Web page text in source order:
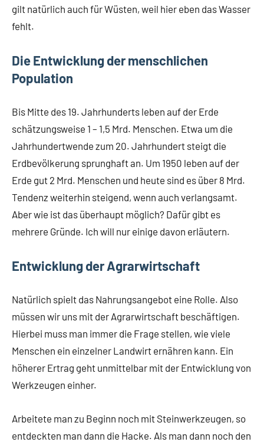
gilt natürlich auch für Wüsten, weil hier eben das Wasser
fehlt.
Die Entwicklung der menschlichen
Population
Bis Mitte des 19. Jahrhunderts leben auf der Erde
schätzungsweise 1 – 1,5 Mrd. Menschen. Etwa um die
Jahrhundertwende zum 20. Jahrhundert steigt die
Erdbevölkerung sprunghaft an. Um 1950 leben auf der
Erde gut 2 Mrd. Menschen und heute sind es über 8 Mrd.
Tendenz weiterhin steigend, wenn auch verlangsamt.
Aber wie ist das überhaupt möglich? Dafür gibt es
mehrere Gründe. Ich will nur einige davon erläutern.
Entwicklung der Agrarwirtschaft
Natürlich spielt das Nahrungsangebot eine Rolle. Also
müssen wir uns mit der Agrarwirtschaft beschäftigen.
Hierbei muss man immer die Frage stellen, wie viele
Menschen ein einzelner Landwirt ernähren kann. Ein
höherer Ertrag geht unmittelbar mit der Entwicklung von
Werkzeugen einher.
Arbeitete man zu Beginn noch mit Steinwerkzeugen, so
entdeckten man dann die Hacke. Als man dann noch den